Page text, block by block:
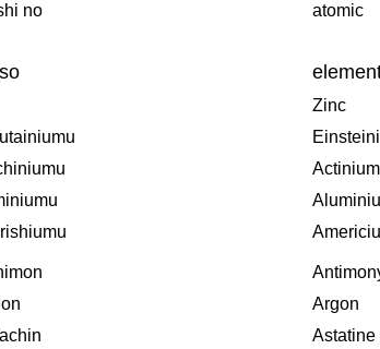
no atomic
Zinc
Actinium
Argon
Astatine